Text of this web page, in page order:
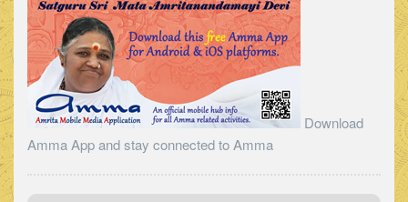
Download
Amma App and stay connected to Amma